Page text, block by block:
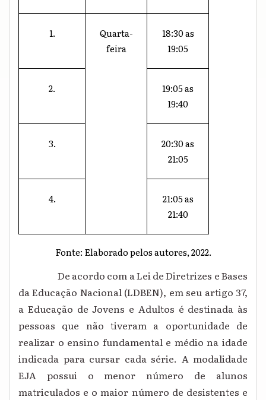
1.
Quarta-
feira
18:30 as
19:05
2.
19:05 as
19:40
3.
20:30 as
21:05
4.
21:05 as
21:40
Fonte: Elaborado pelos autores, 2022.
De acordo com a Lei de Diretrizes e Bases
da Educação Nacional (LDBEN), em seu artigo 37,
a Educação de Jovens e Adultos é destinada às
pessoas que não tiveram a oportunidade de
realizar o ensino fundamental e médio na idade
indicada para cursar cada série. A modalidade
EJA possui o menor número de alunos
matriculados e o maior número de desistentes e